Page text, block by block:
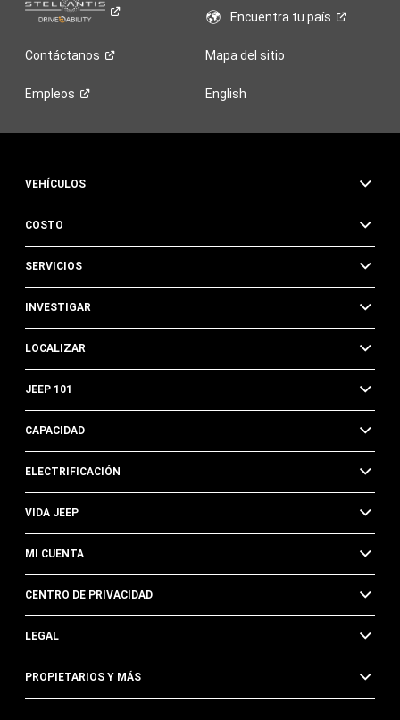
Encuentra tupaís
Contáctanos Mapa del sitio
Empleos English
VEHÍCULOS
COSTO
SERVICIOS
INVESTIGAR
LOCALIZAR
JEEP 101
CAPACIDAD
ELECTRIFICACIÓN
VIDA JEEP
MI CUENTA
CENTRO DE PRIVACIDAD
LEGAL
PROPIETARIOS Y MÁS